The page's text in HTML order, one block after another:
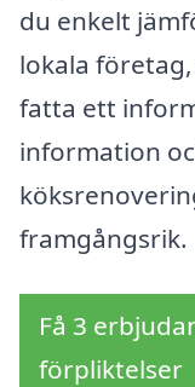
du enkelt
lokala
fatta ett
information
framgångsrik.
Få 3
förpliktelser